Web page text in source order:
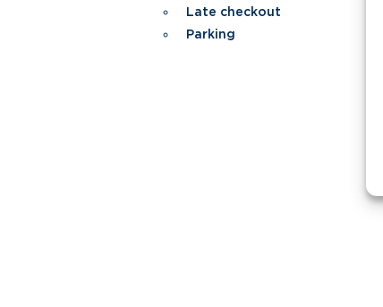
Late checkout
Parking